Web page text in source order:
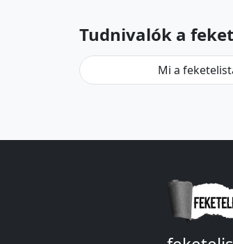
Tudnivalók a
Mi a